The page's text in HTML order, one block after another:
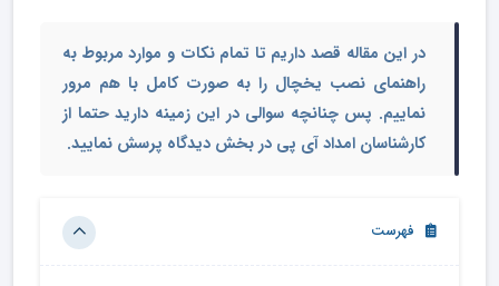
در این مقاله قصد داریم تا تمام نکات و موارد مربوط به
راهنمای نصب یخچال را به صورت کامل با هم مرور
نماییم. پس چنانچه سوالی در این زمینه دارید حتما از
کارشناسان امداد آی پی در بخش دیدگاه پرسش نمایید.
فهرست